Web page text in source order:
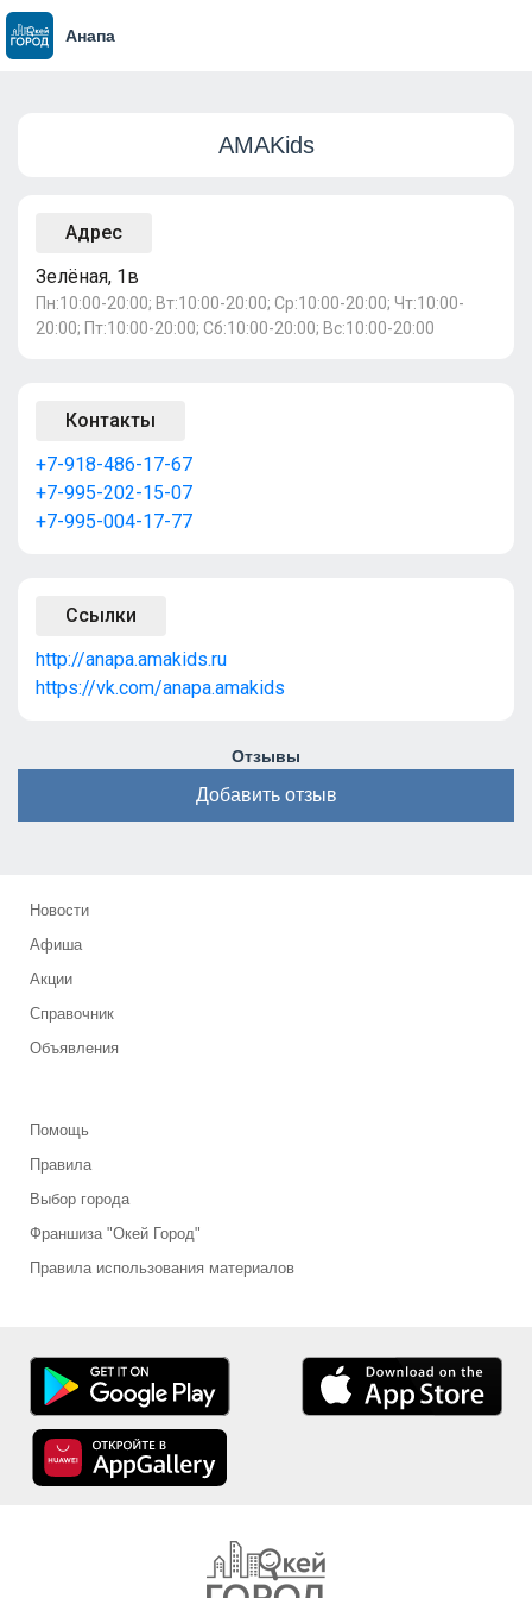
Анапа
AMAKids
Адрес
Зелёная, 1в
Пн:10:00-20:00; Вт:10:00-20:00; Ср:10:00-20:00; Чт:10:00-
20:00; Пт:10:00-20:00; Сб:10:00-20:00; Вс:10:00-20:00
Контакты
+7-918-486-17-67
+7-995-202-15-07
+7-995-004-17-77
Ссылки
http://anapa.amakids.ru
https://vk.com/anapa.amakids
Отзывы
Добавить отзыв
Новости
Афиша
Акции
Справочник
Объявления
Помощь
Правила
Выбор города
Франшиза "Окей Город"
Правила использования материалов